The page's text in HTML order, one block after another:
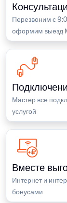
Перезвоним с
оформим выезд
Мастер все
услугой
Вместе
Интернет и
бонусами